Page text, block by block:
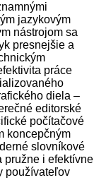
jazykovým
nástrojom sa
presnejšie a
práce
diela –
editorské
počítačové
koncepčným
slovníkové
i efektívne
používateľov